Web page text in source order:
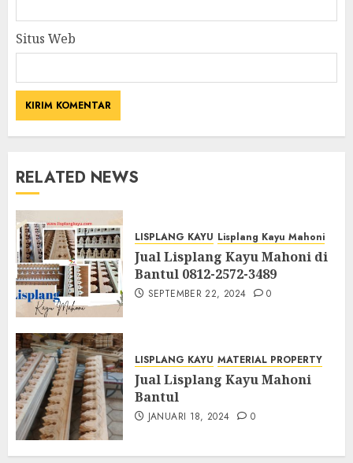
Situs Web
RELATED NEWS
LISPLANG KAYU Lisplang Kayu Mahoni
Jual Lisplang Kayu Mahoni di
Bantul 0812-2572-3489
SEPTEMBER 22, 2024 0
LISPLANG KAYU MATERIAL PROPERTY
Jual Lisplang Kayu Mahoni
Bantul
JANUARI 18, 2024 0